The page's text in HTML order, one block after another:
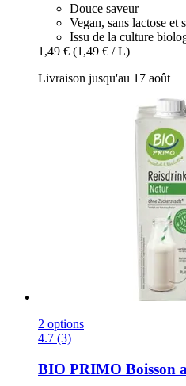
Douce saveur
Vegan, sans lactose et
Issu de la culture
1,49 € (1,49 € / L)
Livraison jusqu'au 17 août
2 options
4.7 (3)
BIO PRIMO Boisson